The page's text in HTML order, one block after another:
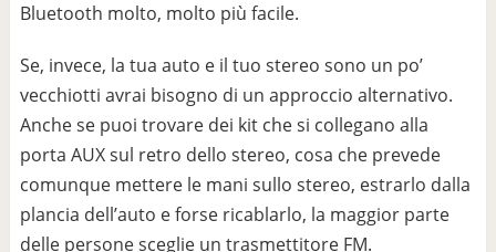
Bluetooth molto, molto più facile.
Se, invece, la tua auto e il tuo stereo sono un po’
vecchiotti avrai bisogno di un approccio alternativo.
Anche se puoi trovare dei kit che si collegano alla
porta AUX sul retro dello stereo, cosa che prevede
comunque mettere le mani sullo stereo, estrarlo dalla
plancia dell’auto e forse ricablarlo, la maggior parte
delle persone sceglie un trasmettitore FM.